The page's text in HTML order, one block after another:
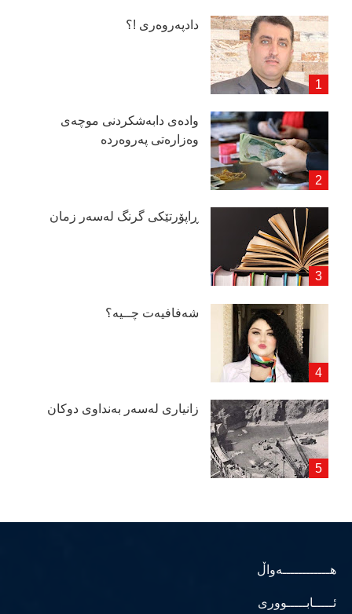
دادپەروەری !؟
وادەی دابەشكردنی موچەی
وەزارەتی پەروەردە
ڕاپۆرتێكی گرنگ لەسەر زمان
شەفافیەت چــیە؟
زانیاری لەسەر بەنداوی دوكان
هــــــــــــەواڵ
ئـــــابـــــووری